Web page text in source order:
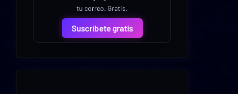
tu correo. Gratis.
Suscríbete gratis